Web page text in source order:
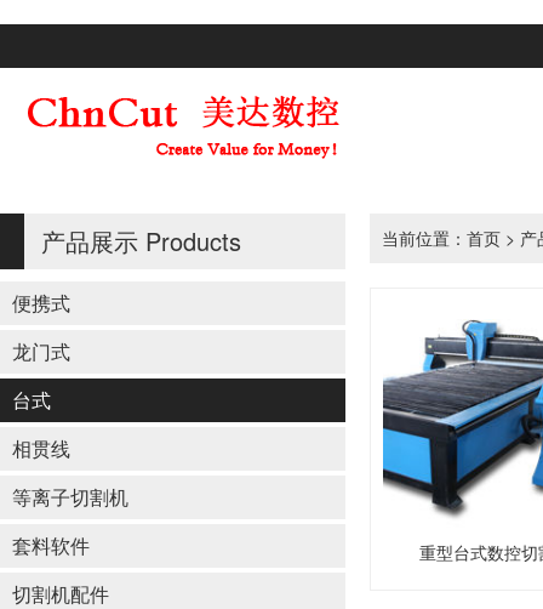
产品展示 Products
便携式
龙门式
台式
相贯线
等离子切割机
套料软件
切割机配件
当前位置： 首页 > 产
重型台式数控